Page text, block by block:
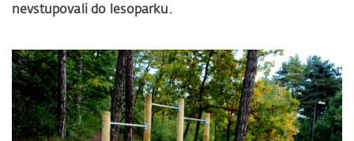
nevstupovali do lesoparku.